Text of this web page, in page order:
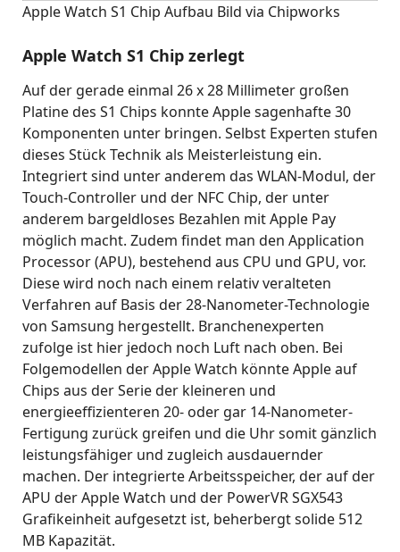
Apple Watch S1 Chip Aufbau Bild via Chipworks
Apple Watch S1 Chip zerlegt
Auf der gerade einmal 26 x 28 Millimeter großen
Platine des S1 Chips konnte Apple sagenhafte 30
Komponenten unter bringen. Selbst Experten stufen
dieses Stück Technik als Meisterleistung ein.
Integriert sind unter anderem das WLAN-Modul, der
Touch-Controller und der NFC Chip, der unter
anderem bargeldloses Bezahlen mit Apple Pay
möglich macht. Zudem findet man den Application
Processor (APU), bestehend aus CPU und GPU, vor.
Diese wird noch nach einem relativ veralteten
Verfahren auf Basis der 28-Nanometer-Technologie
von Samsung hergestellt. Branchenexperten
zufolge ist hier jedoch noch Luft nach oben. Bei
Folgemodellen der Apple Watch könnte Apple auf
Chips aus der Serie der kleineren und
energieeffizienteren 20- oder gar 14-Nanometer-
Fertigung zurück greifen und die Uhr somit gänzlich
leistungsfähiger und zugleich ausdauernder
machen. Der integrierte Arbeitsspeicher, der auf der
APU der Apple Watch und der PowerVR SGX543
Grafikeinheit aufgesetzt ist, beherbergt solide 512
MB Kapazität.